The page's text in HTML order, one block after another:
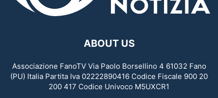
ABOUT US
Associazione FanoTV Via Paolo Borsellino 4 61032 Fano
(PU) Italia Partita Iva 02222890416 Codice Fiscale 900 20
200 417 Codice Univoco M5UXCR1